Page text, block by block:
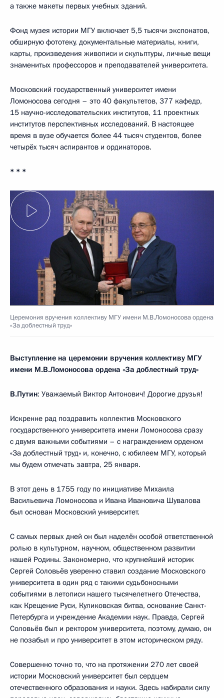
а также макеты первых учебных зданий.
Фонд музея истории МГУ включает 5,5 тысячи экспонатов,
обширную фототеку, документальные материалы, книги,
карты, произведения живописи и скульптуры, личные вещи
знаменитых профессоров и преподавателей университета.
Московский государственный университет имени
Ломоносова сегодня – это 40 факультетов, 377 кафедр,
15 научно-исследовательских институтов, 11 проектных
институтов перспективных исследований. В настоящее
время в вузе обучается более 44 тысяч студентов, более
четырёх тысяч аспирантов и ординаторов.
* * *
Церемония вручения коллективу МГУ имени М.В.Ломоносова ордена
«За доблестный труд»
Выступление на церемонии вручения коллективу МГУ
имени М.В.Ломоносова ордена «За доблестный труд»
В.Путин: Уважаемый Виктор Антонович! Дорогие друзья!
Искренне рад поздравить коллектив Московского
государственного университета имени Ломоносова сразу
с двумя важными событиями – с награждением орденом
«За доблестный труд» и, конечно, с юбилеем МГУ, который
мы будем отмечать завтра, 25 января.
В этот день в 1755 году по инициативе Михаила
Васильевича Ломоносова и Ивана Ивановича Шувалова
был основан Московский университет.
С самых первых дней он был наделён особой ответственной
ролью в культурном, научном, общественном развитии
нашей Родины. Закономерно, что крупнейший историк
Сергей Соловьёв уверенно ставил создание Московского
университета в один ряд с такими судьбоносными
событиями в летописи нашего тысячелетнего Отечества,
как Крещение Руси, Куликовская битва, основание Санкт-
Петербурга и учреждение Академии наук. Правда, Сергей
Соловьёв был и ректором университета, поэтому, думаю, он
не позабыл и про университет в этом историческом ряду.
Совершенно точно то, что на протяжении 270 лет своей
истории Московский университет был сердцем
отечественного образования и науки. Здесь набирали силу